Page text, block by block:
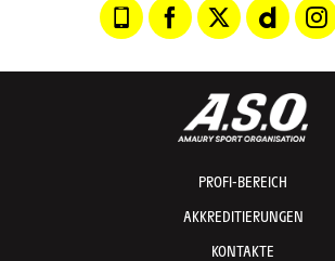
PROFI-BEREICH
AKKREDITIERUNGEN
KONTAKTE